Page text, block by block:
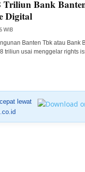
Triliun Bank
Digital
WIB
Banten Tbk atau Bank
triliun usai menggelar rights
lewat